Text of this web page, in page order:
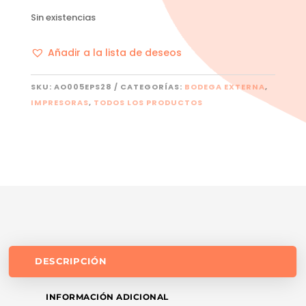
Sin existencias
Añadir a la lista de deseos
SKU: AO005EPS28 CATEGORÍAS: BODEGA EXTERNA,
IMPRESORAS, TODOS LOS PRODUCTOS
DESCRIPCIÓN
INFORMACIÓN ADICIONAL